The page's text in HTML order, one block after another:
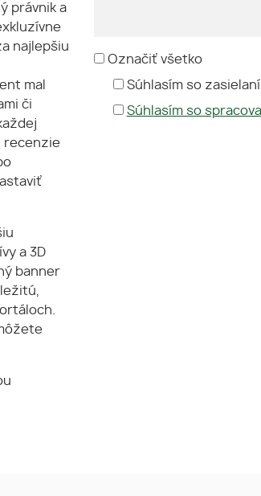
právnik a
najlepšiu
mal
či
recenzie
a 3D
banner
Označiť všetko
Súhlasím so
Súhlasím so